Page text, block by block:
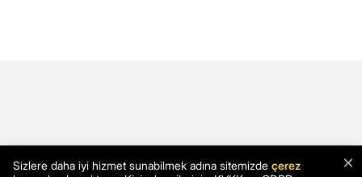
×
Sizlere daha iyi hizmet sunabilmek adına sitemizde çerez